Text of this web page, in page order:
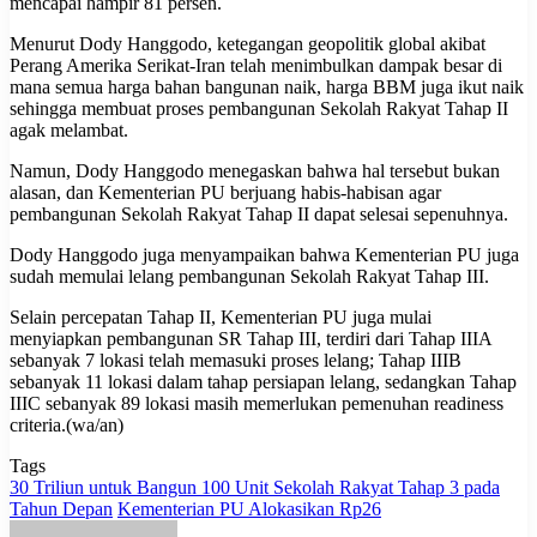
Menurut Dody Hanggodo, ketegangan geopolitik global akibat
Perang Amerika Serikat-Iran telah menimbulkan dampak besar di
mana semua harga bahan bangunan naik, harga BBM juga ikut naik
sehingga membuat proses pembangunan Sekolah Rakyat Tahap II
agak melambat.
Namun, Dody Hanggodo menegaskan bahwa hal tersebut bukan
alasan, dan Kementerian PU berjuang habis-habisan agar
pembangunan Sekolah Rakyat Tahap II dapat selesai sepenuhnya.
Dody Hanggodo juga menyampaikan bahwa Kementerian PU juga
sudah memulai lelang pembangunan Sekolah Rakyat Tahap III.
Selain percepatan Tahap II, Kementerian PU juga mulai
menyiapkan pembangunan SR Tahap III, terdiri dari Tahap IIIA
sebanyak 7 lokasi telah memasuki proses lelang; Tahap IIIB
sebanyak 11 lokasi dalam tahap persiapan lelang, sedangkan Tahap
IIIC sebanyak 89 lokasi masih memerlukan pemenuhan readiness
criteria.(wa/an)
Tags
30 Triliun untuk Bangun 100 Unit Sekolah Rakyat Tahap 3 pada
Tahun Depan Kementerian PU Alokasikan Rp26